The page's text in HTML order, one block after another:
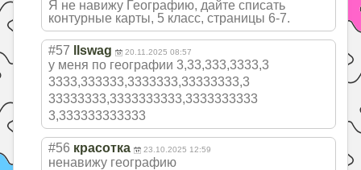
Я не навижу Географию, дайте списать
контурные карты, 5 класс, страницы 6-7.
#57 llswag 20.11.2025 08:57
у меня по географии 3,33,333,3333,3
3333,333333,3333333,33333333,3
33333333,3333333333,3333333333
3,333333333333
#56 красотка 23.10.2025 12:59
ненавижу географию